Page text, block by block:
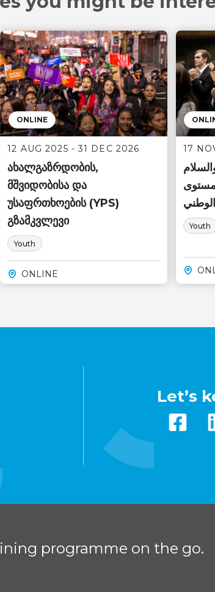
ONLINE
12 AUG 2025 - 31 DEC 2026
ახალგაზრდობის,
მშვიდობისა და
უსაფრთხოების (YPS)
გზამკვლევი
Youth
ONLINE
17
الوطني
Youth
Let’s
programme on the go.